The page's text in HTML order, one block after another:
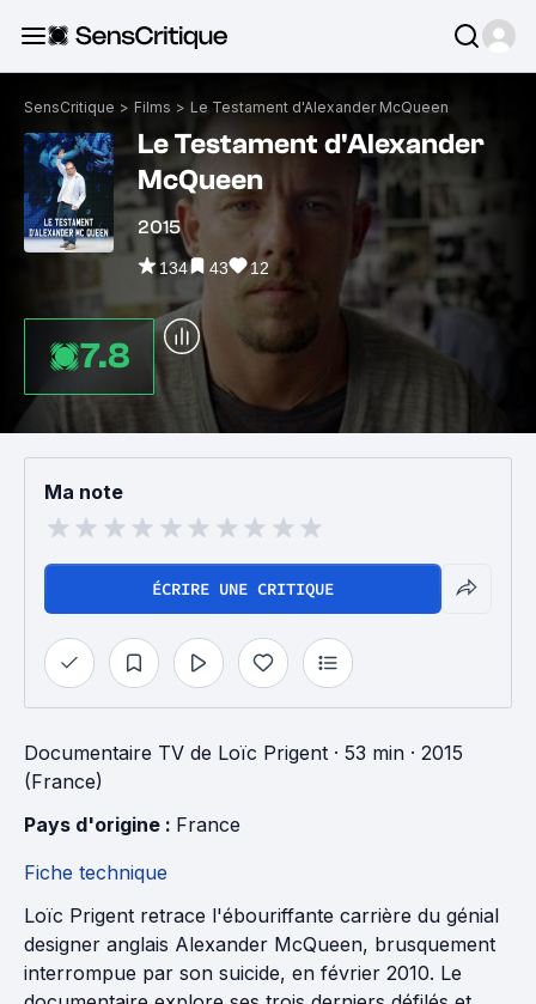
SensCritique > Films > Le Testament d'Alexander McQueen
Le Testament d'Alexander
McQueen
2015
134 43 12
7.8
Ma note
ÉCRIRE UNE CRITIQUE
Documentaire TV de Loïc Prigent · 53 min · 2015
(France)
Pays d'origine : France
Fiche technique
Loïc Prigent retrace l'ébouriffante carrière du génial
designer anglais Alexander McQueen, brusquement
interrompue par son suicide, en février 2010. Le